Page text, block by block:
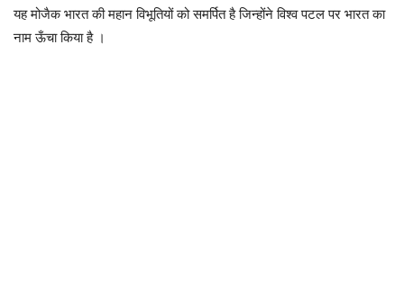
यह मोजैक भारत की महान विभूतियों को समर्पित है जिन्होंने विश्व पटल पर भारत का
नाम ऊँचा किया है ।